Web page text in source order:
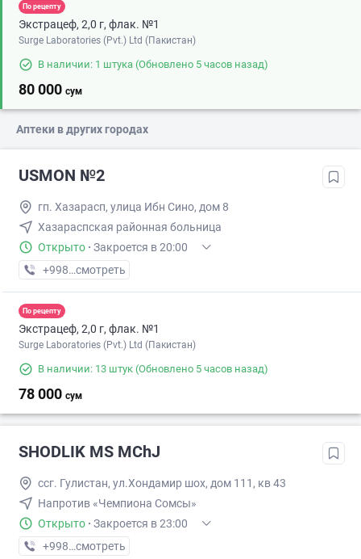
По рецепту
Экстрацеф, 2,0 г, флак. №1
Surge Laboratories (Pvt.) Ltd (Пакистан)
В наличии: 1 штука (Обновлено 5 часов назад)
80 000 сум
Аптеки в других городах
USMON №2
гп. Хазарасп, улица Ибн Сино, дом 8
Хазараспская районная больница
Открыто · Закроется в 20:00
+998 (93) XXX-XX-XX
смотреть
По рецепту
Экстрацеф, 2,0 г, флак. №1
Surge Laboratories (Pvt.) Ltd (Пакистан)
В наличии: 13 штук (Обновлено 5 часов назад)
78 000 сум
SHODLIK MS MChJ
ссг. Гулистан, ул.Хондамир шох, дом 111, кв 43
Напротив «Чемпиона Сомсы»
Открыто · Закроется в 23:00
+998 (95) XXX-XX-XX
смотреть